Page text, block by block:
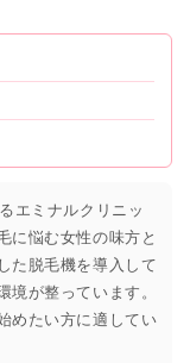
★3.0 / 5（21件）
エミナルクリニッ
に悩む女性の味方と
た脱毛機を導入して
境が整っています。
めたい方に適してい